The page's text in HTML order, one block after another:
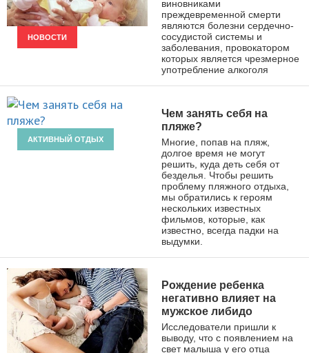
НОВОСТИ
виновниками
преждевременной смерти
являются болезни сердечно-
сосудистой системы и
заболевания, провокатором
которых является чрезмерное
употребление алкоголя
АКТИВНЫЙ ОТДЫХ
Чем занять себя на
пляже?
Многие, попав на пляж,
долгое время не могут
решить, куда деть себя от
безделья. Чтобы решить
проблему пляжного отдыха,
мы обратились к героям
нескольких известных
фильмов, которые, как
известно, всегда падки на
выдумки.
Рождение ребенка
негативно влияет на
мужское либидо
Исследователи пришли к
выводу, что с появлением на
свет малыша у его отца